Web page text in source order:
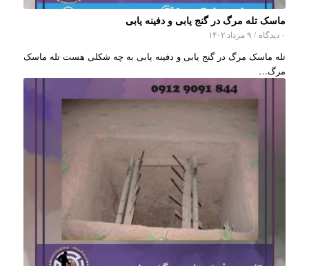
ماسک تله مرگ در گنج یابی و دفینه یابی
۰ دیدگاه / ۹ مرداد ۱۴۰۲
تله ماسک مرگ در گنج یابی و دفینه یابی به چه شکلی هست تله ماسک
مرگ…